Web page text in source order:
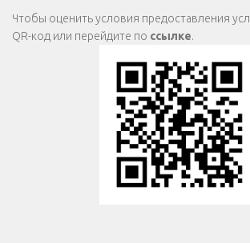
Чтобы оценить условия предоставления
QR-код или перейдите по ссылке.